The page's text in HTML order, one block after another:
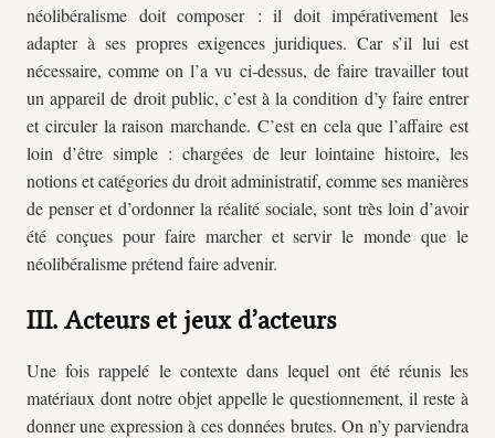
néolibéralisme doit composer : il doit impérativement les
adapter à ses propres exigences juridiques. Car s’il lui est
nécessaire, comme on l’a vu ci-dessus, de faire travailler tout
un appareil de droit public, c’est à la condition d’y faire entrer
et circuler la raison marchande. C’est en cela que l’affaire est
loin d’être simple : chargées de leur lointaine histoire, les
notions et catégories du droit administratif, comme ses manières
de penser et d’ordonner la réalité sociale, sont très loin d’avoir
été conçues pour faire marcher et servir le monde que le
néolibéralisme prétend faire advenir.
III. Acteurs et jeux d’acteurs
Une fois rappelé le contexte dans lequel ont été réunis les
matériaux dont notre objet appelle le questionnement, il reste à
donner une expression à ces données brutes. On n’y parviendra